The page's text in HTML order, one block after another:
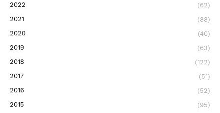
2022
(62)
2021
(88)
2020
(40)
2019
(63)
2018
(122)
2017
(51)
2016
(52)
2015
(95)